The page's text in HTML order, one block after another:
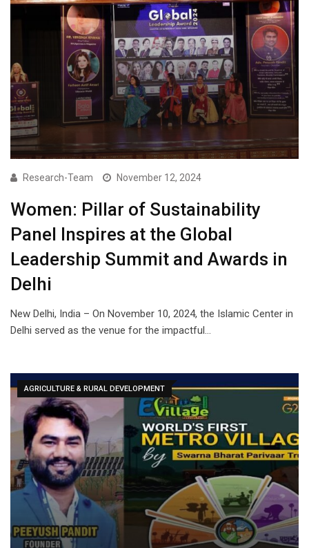
Research-Team November 12, 2024
Women: Pillar of Sustainability
Panel Inspires at the Global
Leadership Summit and Awards in
Delhi
New Delhi, India – On November 10, 2024, the Islamic Center in
Delhi served as the venue for the impactful…
AGRICULTURE & RURAL DEVELOPMENT